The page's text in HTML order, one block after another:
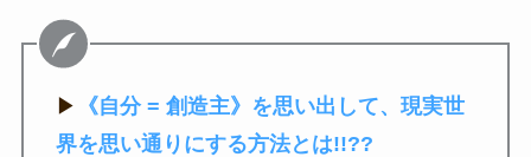
▶
《自分 = 創造主》を思い出して、現実世
界を思い通りにする方法とは!!??